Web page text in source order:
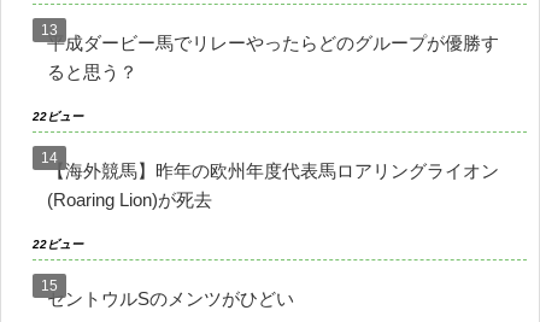
平成ダービー馬でリレーやったらどのグループが優勝す
ると思う？
22ビュー
【海外競馬】昨年の欧州年度代表馬ロアリングライオン
(Roaring Lion)が死去
22ビュー
セントウルSのメンツがひどい